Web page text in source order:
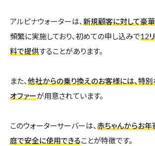
アルピナウォーター は、 新規顧客に対して豪
頻繁に実施しており、初めての申し込みで12
料で提供することがあります。
また、 他社からの乗り換えのお客様には、特別
オファーが用意されています。
このウォーターサーバーは、 赤ちゃんからお年
庭で安全に使用できることが特徴です。